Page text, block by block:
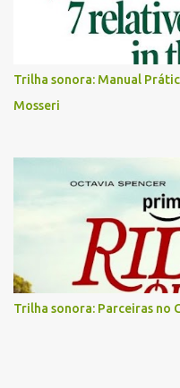
Trilha sonora: Manual
Mosseri
Trilha sonora: Parceiras no